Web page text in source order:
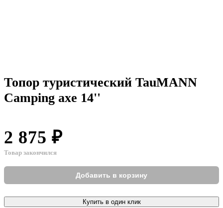
Топор туристический TauMANN
Camping axe 14''
2 875 ₽
Товар закончился
Добавить в корзину
Купить в один клик